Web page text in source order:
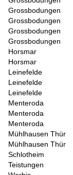
Grossbodungen
Grossbodungen
Grossbodungen
Grossbodungen
Horsmar
Horsmar
Leinefelde
Leinefelde
Leinefelde
Menteroda
Menteroda
Menteroda
Mühlhausen Thür
Mühlhausen Thür
Schlotheim
Teistungen